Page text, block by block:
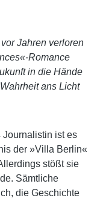
Jahren verloren
«-Romance
in die Hände
ans Licht
Journalistin ist es
der »Villa Berlin«
stößt sie
Sämtliche
die Geschichte